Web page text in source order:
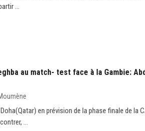
...
au match- test face à la Gambie:
en prévision de la phase finale de la
...